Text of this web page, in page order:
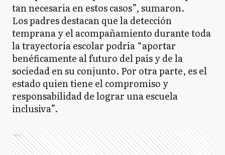
tan necesaria en estos casos”, sumaron.
Los padres destacan que la detección
temprana y el acompañamiento durante toda
la trayectoria escolar podría “aportar
benéficamente al futuro del país y de la
sociedad en su conjunto. Por otra parte, es el
estado quien tiene el compromiso y
responsabilidad de lograr una escuela
inclusiva”.
Ads